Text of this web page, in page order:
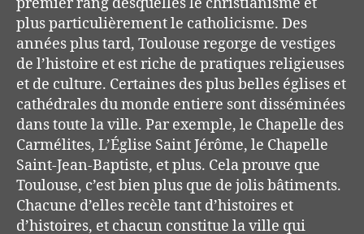
plus particulièrement le catholicisme. Des
années plus tard, Toulouse regorge de vestiges
de l’histoire et est riche de pratiques religieuses
et de culture. Certaines des plus belles églises et
cathédrales du monde entiere sont disséminées
dans toute la ville. Par exemple, le Chapelle des
Carmélites, L’Église Saint Jérôme, le Chapelle
Saint-Jean-Baptiste, et plus. Cela prouve que
Toulouse, c’est bien plus que de jolis bâtiments.
Chacune d’elles recèle tant d’histoires et
d’histoires, et chacun constitue la ville qui